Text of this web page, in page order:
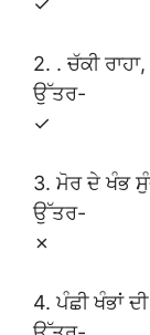
2. . ਚੱਕੀ
ਉੱਤਰ-
✓
3. ਮੋਰ ਦੇ ਖੰਭ
ਉੱਤਰ-
✗
4. ਪੰਛੀ ਖੰਭਾਂ